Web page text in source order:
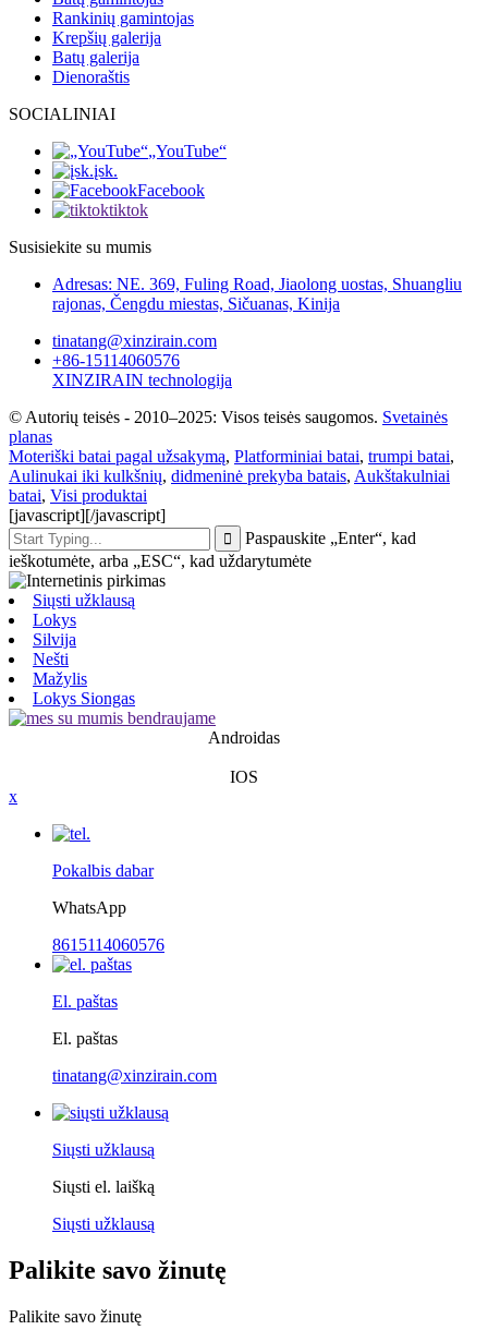
Rankinių gamintojas
Krepšių galerija
Batų galerija
Dienoraštis
SOCIALINIAI
„YouTube“
įsk.
Facebook
tiktok
Susisiekite su mumis
Adresas: NE. 369, Fuling Road, Jiaolong uostas, Shuangliu
rajonas, Čengdu miestas, Sičuanas, Kinija
tinatang@xinzirain.com
+86-15114060576
XINZIRAIN technologija
© Autorių teisės - 2010–2025: Visos teisės saugomos. Svetainės
planas
Moteriški batai pagal užsakymą, Platforminiai batai, trumpi batai,
Aulinukai iki kulkšnių, didmeninė prekyba batais, Aukštakulniai
batai, Visi produktai
[javascript][/javascript]
Paspauskite „Enter“, kad
ieškotumėte, arba „ESC“, kad uždarytumėte
Siųsti užklausą
Lokys
Silvija
Nešti
Mažylis
Lokys Siongas
Androidas
IOS
x
Pokalbis dabar
WhatsApp
8615114060576
El. paštas
El. paštas
tinatang@xinzirain.com
Siųsti užklausą
Siųsti el. laišką
Siųsti užklausą
Palikite savo žinutę
Palikite savo žinutę